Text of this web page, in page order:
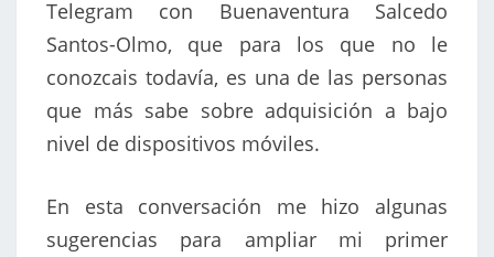
Telegram con Buenaventura Salcedo
Santos-Olmo, que para los que no le
conozcais todavía, es una de las personas
que más sabe sobre adquisición a bajo
nivel de dispositivos móviles.
En esta conversación me hizo algunas
sugerencias para ampliar mi primer